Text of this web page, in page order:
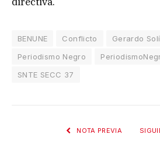
BENUNE Conflicto
Gerardo
Periodismo Negro
SNTE SECC 37
NOTA PREVIA